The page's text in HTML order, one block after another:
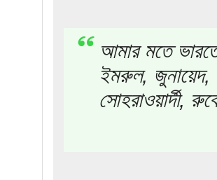
আমার মতে
ইমরুল, জুনায়েদ,
সোহরাওয়ার্দী,